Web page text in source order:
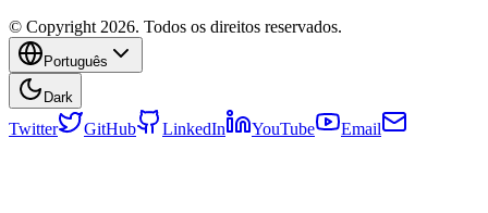
© Copyright 2026. Todos os direitos reservados.
Português
Dark
Twitter GitHub LinkedIn YouTube Email